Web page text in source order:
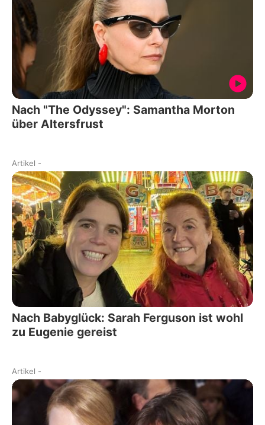
Nach "The Odyssey": Samantha Morton
über Altersfrust
Artikel -
Nach Babyglück: Sarah Ferguson ist wohl
zu Eugenie gereist
Artikel -